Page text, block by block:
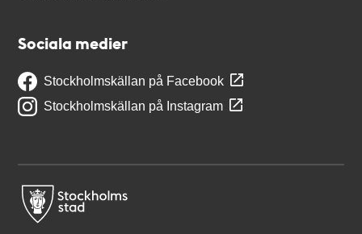
Sociala medier
Stockholmskällan på Facebook
Stockholmskällan på Instagram